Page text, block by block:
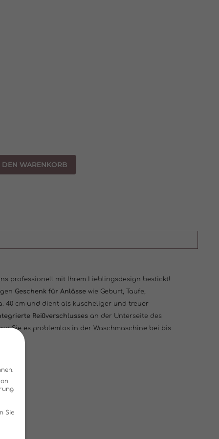
DEN WARENKORB
professionell mit Ihrem Lieblingsdesign bestickt!
Geschenk für Anlässe wie Geburt, Taufe,
40 cm und dient als kuscheliger und treuer
Reißverschlusses an der Unterseite des
Sie es problemlos in der Waschmaschine bei bis
Sie